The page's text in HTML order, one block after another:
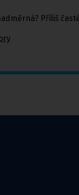
Příliš